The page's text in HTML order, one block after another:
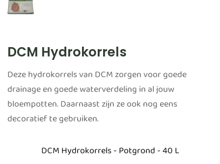
DCM Hydrokorrels
Deze hydrokorrels van DCM zorgen voor goede
drainage en goede waterverdeling in al jouw
bloempotten. Daarnaast zijn ze ook nog eens
decoratief te gebruiken.
DCM Hydrokorrels - Potgrond - 40 L